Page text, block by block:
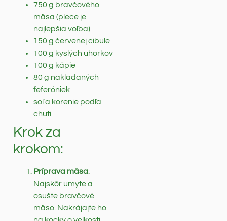
750 g bravčového
mäsa (plece je
najlepšia voľba)
150 g červenej cibule
100 g kyslých uhorkov
100 g kápie
80 g nakladaných
feferóniek
soľ a korenie podľa
chuti
Krok za
krokom:
Príprava mäsa:
Najskôr umyte a
osušte bravčové
mäso. Nakrájajte ho